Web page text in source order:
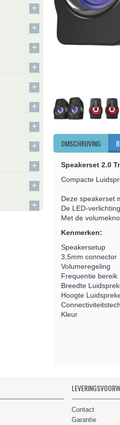
+
+
+
+
+
+
+
+
+
+
+
OMSCHRIJVING
Speakerset 2.0
Compacte
Deze speakerset
De LED-
Met de
Kenmerken:
Speakersetup
3,5mm connector
Volumeregeling
Frequentie bereik
Breedte
Hoogte
Kleur
Contact
Garantie